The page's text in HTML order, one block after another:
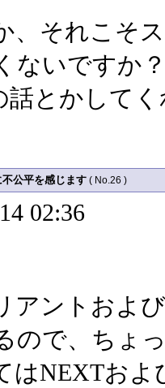
それこそス
ないですか
話とかして
公平を感じます ( No.26 )
02:36
アントおよ
ので、ちょ
はNEXTお